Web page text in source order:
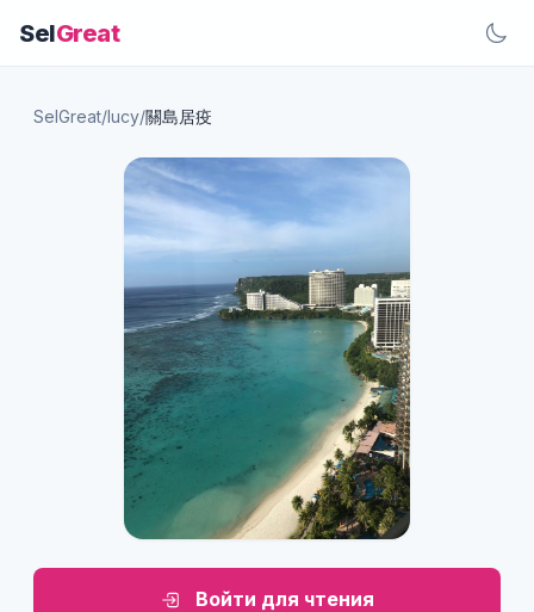
SelGreat
SelGreat/lucy/關島居疫
Войти для чтения